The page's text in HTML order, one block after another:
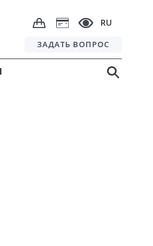
RU
ЗАДАТЬ ВОПРОС